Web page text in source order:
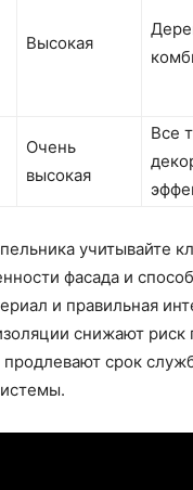
Высокая
Очень
высокая
Все
учитывайте
фасада и
и правильная
снижают риск
продлевают срок